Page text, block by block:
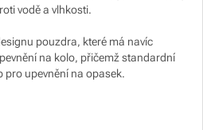
vodě a vlhkosti.
pouzdra, které má navíc
na kolo, přičemž standardní
pro upevnění na opasek.